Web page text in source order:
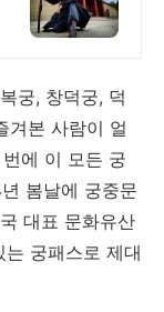
궁, 창덕궁, 덕
겨본 사람이 얼
에 이 모든 궁
봄날에 궁중문
대표 문화유산
궁패스로 제대